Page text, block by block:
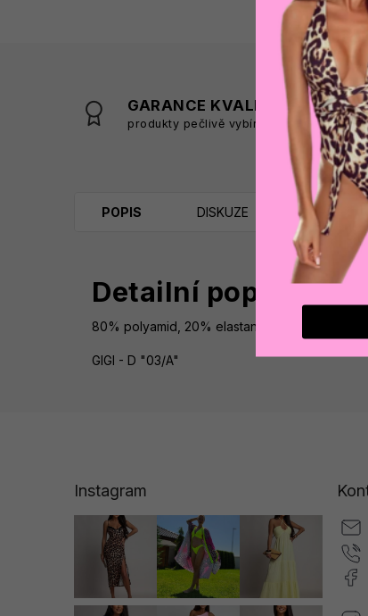
GARANCE KVALITY
produkty pečlivě vybíráme
POPIS DISKUZE
Detailní popis
80% polyamid, 20% elastan
GIGI - D "03/A"
Instagram